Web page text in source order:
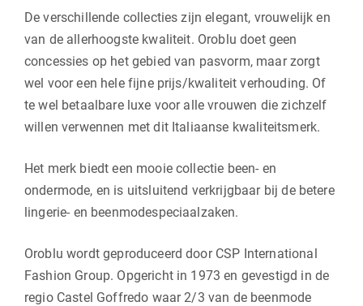
De verschillende collecties zijn elegant, vrouwelijk en
van de allerhoogste kwaliteit. Oroblu doet geen
concessies op het gebied van pasvorm, maar zorgt
wel voor een hele fijne prijs/kwaliteit verhouding. Of
te wel betaalbare luxe voor alle vrouwen die zichzelf
willen verwennen met dit Italiaanse kwaliteitsmerk.
Het merk biedt een mooie collectie been- en
ondermode, en is uitsluitend verkrijgbaar bij de betere
lingerie- en beenmodespeciaalzaken.
Oroblu wordt geproduceerd door CSP International
Fashion Group. Opgericht in 1973 en gevestigd in de
regio Castel Goffredo waar 2/3 van de beenmode